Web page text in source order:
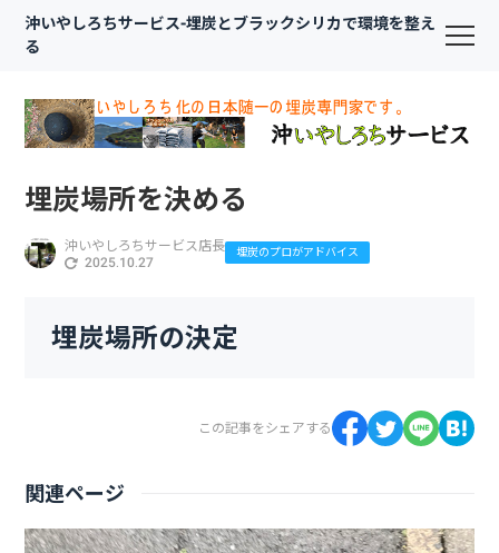
沖いやしろちサービス-埋炭とブラックシリカで環境を整え
る
埋炭場所を決める
沖いやしろちサービス店長
2025.10.27
埋炭のプロがアドバイス
埋炭場所の決定
この記事をシェアする
関連ページ